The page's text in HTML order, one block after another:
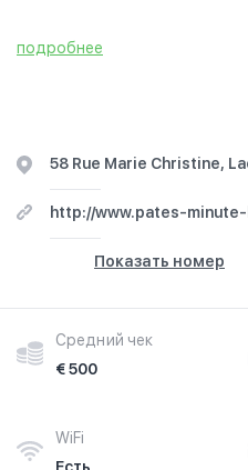
подробнее
58 Rue Marie Christine,
http://www.pates-
Показать номер
Средний чек
€ 500
WiFi